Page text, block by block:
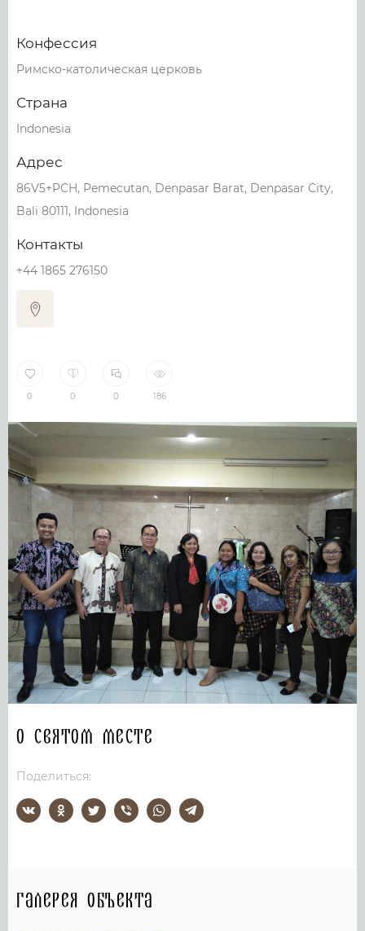
Конфессия
Римско-католическая церковь
Страна
Indonesia
Адрес
86V5+PCH, Pemecutan, Denpasar Barat, Denpasar City,
Bali 80111, Indonesia
Контакты
+44 1865 276150
0 0 0 186
О святом месте
Поделиться:
Галерея объекта